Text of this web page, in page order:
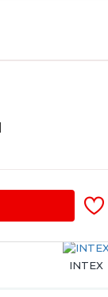
INTEX